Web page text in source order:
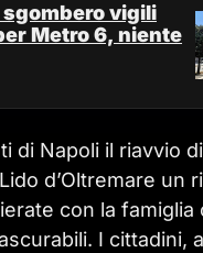
sgombero vigili
Metro 6, niente
di Napoli il riavvio
d’Oltremare
con la
I cittadini,